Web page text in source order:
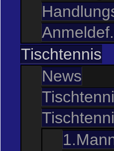
Tischtennis
News